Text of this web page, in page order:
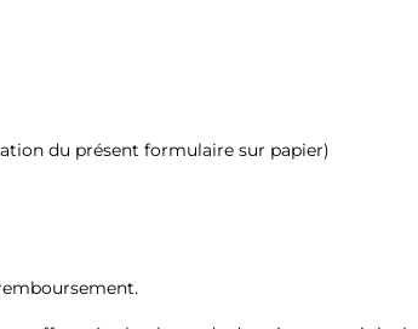
du présent formulaire sur papier)